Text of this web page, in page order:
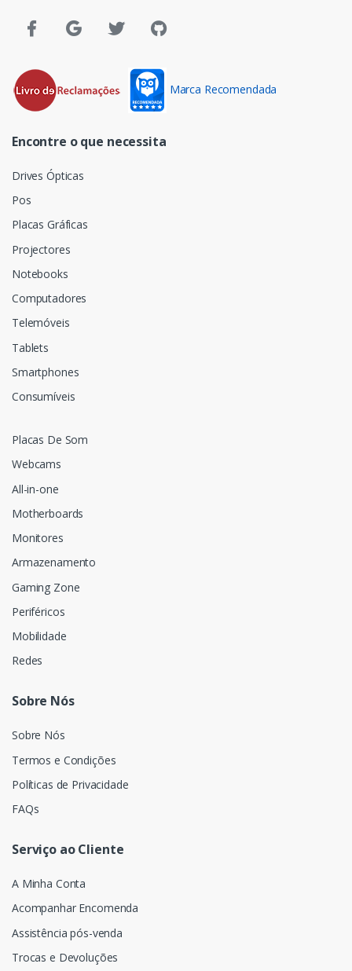
Marca Recomendada
Encontre o que necessita
Drives Ópticas
Pos
Placas Gráficas
Projectores
Notebooks
Computadores
Telemóveis
Tablets
Smartphones
Consumíveis
Placas De Som
Webcams
All-in-one
Motherboards
Monitores
Armazenamento
Gaming Zone
Periféricos
Mobilidade
Redes
Sobre Nós
Sobre Nós
Termos e Condições
Políticas de Privacidade
FAQs
Serviço ao Cliente
A Minha Conta
Acompanhar Encomenda
Assistência pós-venda
Trocas e Devoluções